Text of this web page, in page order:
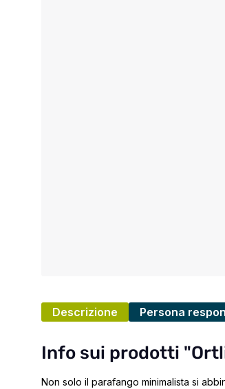
Descrizione Persona
Info sui prodotti
Non solo il parafango minimalista si